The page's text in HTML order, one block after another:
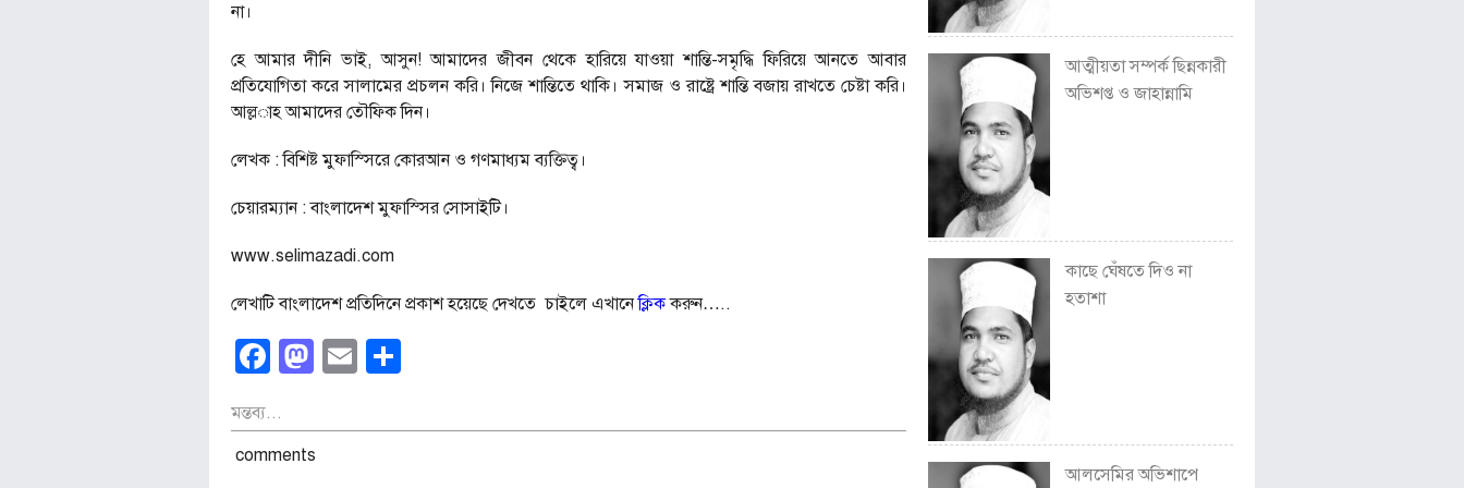
না।
হে আমার দীনি ভাই, আসুন! আমাদের জীবন থেকে হারিয়ে যাওয়া শান্তি-সমৃদ্ধি ফিরিয়ে আনতে আবার
প্রতিযোগিতা করে সালামের প্রচলন করি। নিজে শান্তিতে থাকি। সমাজ ও রাষ্ট্রে শান্তি বজায় রাখতে চেষ্টা করি।
আল্ল­াহ আমাদের তৌফিক দিন।
লেখক : বিশিষ্ট মুফাস্সিরে কোরআন ও গণমাধ্যম ব্যক্তিত্ব।
চেয়ারম্যান : বাংলাদেশ মুফাস্সির সোসাইটি।
www.selimazadi.com
লেখাটি বাংলাদেশ প্রতিদিনে প্রকাশ হয়েছে দেখতে চাইলে এখানেক্লিককরুন…..
Facebook
Mastodon
Email
মন্তব্য...
comments
আত্মীয়তা সম্পর্ক ছিন্নকারী
অভিশপ্ত ও জাহান্নামি
কাছে ঘেঁষতে দিও না
হতাশা
আলসেমির অভিশাপে